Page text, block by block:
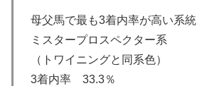
母父馬で最も3着内率が高い系統
ミスタープロスペクター系
（トワイニングと同系色）
3着内率 33.3％